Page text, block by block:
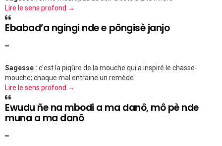
Lire le sens profond →
Ebabad’a ngingi nde e pôngisè janjo
""
Sagesse : c'est la piqûre de la mouche qui a inspiré le chasse-
mouche; chaque mal entraine un remède
Lire le sens profond →
Ewudu ñe na mbodi a ma danô, mô pè nde
muna a ma danô
""